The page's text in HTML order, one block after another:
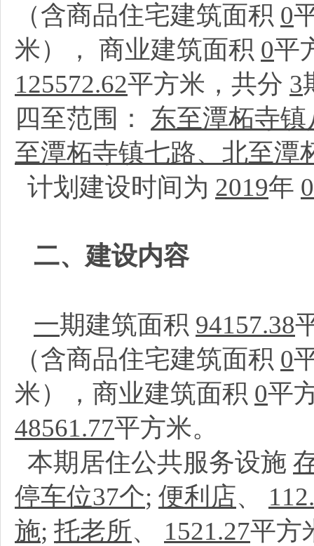
（含商品住宅建筑面积 0
米）， 商业建筑面积 0平
125572.62平方米，共分 3
四至范围： 东至潭柘寺
至潭柘寺镇七路、北至潭
计划建设时间为 2019年
二、建设内容
一期建筑面积 94157.38
（含商品住宅建筑面积 0
米），商业建筑面积 0平
48561.77平方米。
本期居住公共服务设施
停车位37个; 便利店、
施; 托老所、 1521.27平方